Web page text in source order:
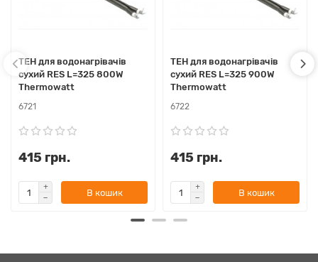
ТЕН для водонагрівачів
сухий RES L=325 800W
Thermowatt
6721
415 грн.
В кошик
ТЕН для водонагрівачів
сухий RES L=325 900W
Thermowatt
6722
415 грн.
В кошик